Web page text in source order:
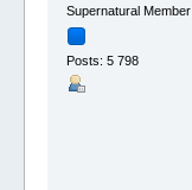
Supernatural Member
Posts: 5 798